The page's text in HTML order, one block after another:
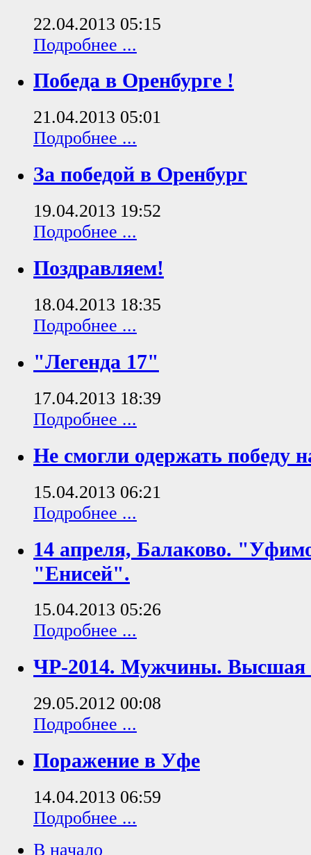
22.04.2013 05:15
Подробнее ...
Победа в Оренбурге !
21.04.2013 05:01
Подробнее ...
За победой в Оренбург
19.04.2013 19:52
Подробнее ...
Поздравляем!
18.04.2013 18:35
Подробнее ...
"Легенда 17"
17.04.2013 18:39
Подробнее ...
Не смогли одержать победу
15.04.2013 06:21
Подробнее ...
14 апреля, Балаково.
"Енисей".
15.04.2013 05:26
Подробнее ...
ЧР-2014. Мужчины.
29.05.2012 00:08
Подробнее ...
Поражение в Уфе
14.04.2013 06:59
Подробнее ...
В начало